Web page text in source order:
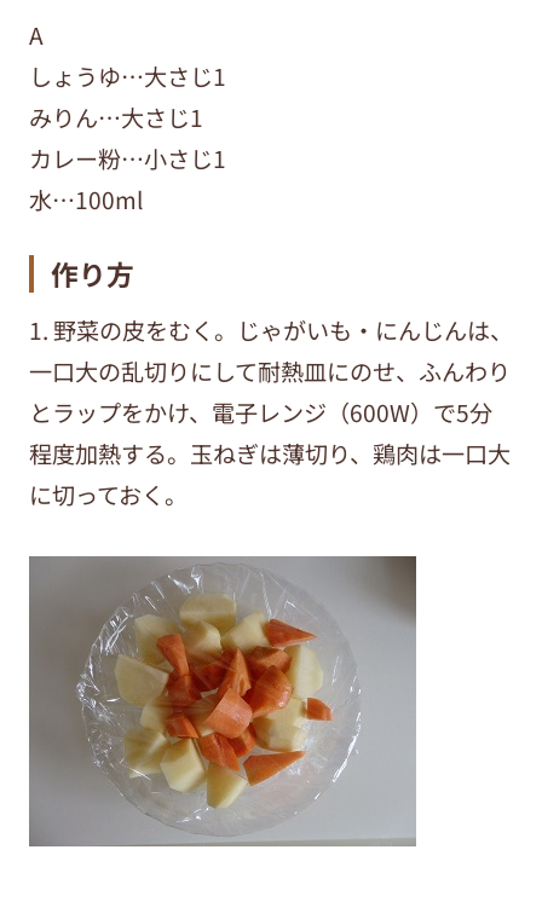
A
しょうゆ…大さじ1
みりん…大さじ1
カレー粉…小さじ1
水…100ml
作り方
1. 野菜の皮をむく。じゃがいも・にんじんは、
一口大の乱切りにして耐熱皿にのせ、ふんわり
とラップをかけ、電子レンジ（600W）で5分
程度加熱する。玉ねぎは薄切り、鶏肉は一口大
に切っておく。